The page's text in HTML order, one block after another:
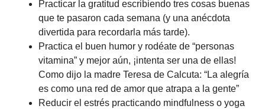
Practicar la gratitud escribiendo tres cosas buenas
que te pasaron cada semana (y una anécdota
divertida para recordarla más tarde).
Practica el buen humor y rodéate de “personas
vitamina” y mejor aún, ¡intenta ser una de ellas!
Como dijo la madre Teresa de Calcuta: “La alegría
es como una red de amor que atrapa a la gente”
Reducir el estrés practicando mindfulness o yoga